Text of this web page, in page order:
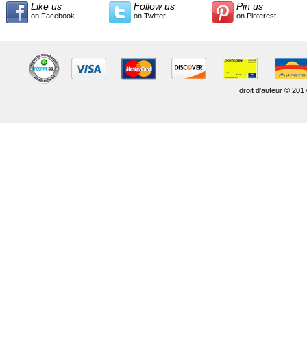
Like us
on Facebook
Follow us
on Twitter
Pin us
on Pinterest
droit d'auteur ©